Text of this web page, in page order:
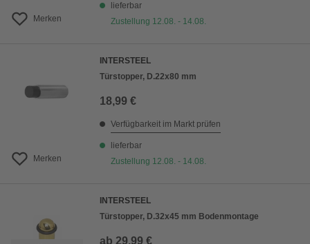
Merken
lieferbar
Zustellung 12.08. - 14.08.
Merken
INTERSTEEL
Türstopper, D.22x80 mm
18,99 €
Verfügbarkeit im Markt prüfen
lieferbar
Zustellung 12.08. - 14.08.
INTERSTEEL
Türstopper, D.32x45 mm Bodenmontage
ab 29,99 €